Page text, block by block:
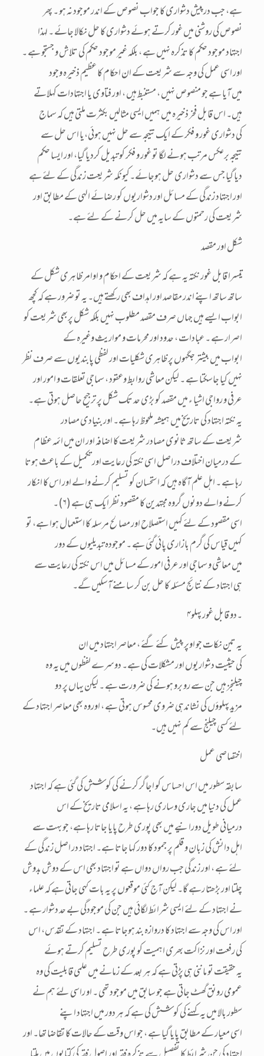
ہے، جب درپیش دشواری کا جواب نصوص کے اندر موجود نہ ہو ۔ پھر
نصوص کی روشنی میں غور کرتے ہوئے دشواری کا حل نکالا جائے ۔ لہذا
اجتہاد موجود حکم کا تذکرہ نہیں ہے ، بلکہ غیر موجود حکم کی تلاش و جستجو ہے ۔
اور اسی عمل کی وجہ سے شریعت کے ان احکام کا عظیم ذخیرہ وجود
میں آیا ہے جو منصوص نہیں ، مستنبط ہیں ، اور فتاوی یا اجتہادات کہلاتے
ہیں۔ اس قابل فخر ذخیرہ میں ہمیں ایسی مثالیں بکثرت ملتی ہیں کہ سماج
کی دشواری غور و فکر کے ایک نتیجہ سے حل نہیں ہوئی،یا اس حل سے
نتیجہ برعکس مرتب ہونے لگا تو غور و فکر کو تبدیل کردیا گیا، اور ایسا حکم
دیا گیا جس سے دشواری حل ہوجائے۔کیونکہ شریعت زندگی کے لئے ہے
اور اجتہاد زندگی کے مسائل اور دشواریوں کو رضائے الہی کے مطابق اور
شریعت کی رحمتوں کے سایہ میں حل کرنے کے لئے ہے۔
شکل اور مقصد
تیسرا قابل غور نکتہ یہ ہے کہ شریعت کے احکام و اوامر ظاہری شکل کے
ساتھ ساتھ اپنے اندر مقاصد اور اہداف بھی رکھتے ہیں۔ یہ تو ضرور ہے کہ کچھ
ابواب ایسے ہیں جہاں صرف مقصد مطلوب نہیں بلکہ شکل پربھی شریعت کو
اصرار ہے ۔ عبادات ، حدود اور محرمات و مواریث وغیرہ کے
ابواب میں بیشتر جگہوں پر ظاہری شکلیات اور لفظی پابندیوں سے صرف نظر
نہیں کیا جاسکتا ہے ۔ لیکن معاشی روابط وعقود ، سماجی تعلقات و امور اور
عرفی و رواجی اشیا ء میں مقصد کو بڑی حد تک شکل پر ترجیح حاصل ہوتی ہے۔
یہ نکتہ اجتہاد کی تاریخ میں ہمیشہ ملحوظ رہا ہے۔ اور بنیادی مصادر
شریعت کے ساتھ ثانوی مصادر شریعت کا اضافہ اور ان میں ائمہ عظام
کے درمیان اختلاف دراصل اسی نکتہ کی رعایت اور تکمیل کے باعث ہوتا
رہا ہے ۔ اہل علم آگاہ ہیں کہ استحسان کو تسلیم کرنے والے اور اس کا انکار
کرنے والے دونوں گروہ مجتہدین کا مقصود نظر ایک ہی ہے (۶)۔
اسی مقصود کے لئے کہیں استصلاح اور مصالح مرسلہ کا استعمال ہوا ہے، تو
کہیں قیاس کی گرم بازاری پائی گئی ہے ۔ موجودہ تبدیلیوں کے دور
میں معاشی و سماجی اور عرفی امور کے مسائل میں اس نکتہ کی رعایت سے
ہی اجتہاد کے نتائج مسئلہ کا حل بن کر سامنے آسکیں گے۔
۴۔دو قابل غور پہلو
یہ تین نکات جو اوپر پیش کئے گئے ، معاصر اجتہاد میں ان
کی حیثیت دشواریوں اور مشکلات کی ہے۔ دوسرے لفظوں میں یہ وہ
چیلنجز ہیں جن سے رو برو ہونے کی ضرورت ہے ۔ لیکن یہاں پر دو
مزید پہلوؤں کی نشاندہی ضروی محسوس ہوتی ہے ، اوروہ بھی معاصر اجتہاد کے
لئے کسی چیلنج سے کم نہیں ہیں۔
اختصاصی عمل
سابقہ سطور میں اس احساس کو اجاگر کرنے کی کوشش کی گئی ہے کہ اجتہاد
عمل کی دنیا میں جاری وساری رہا ہے ، یہ اسلامی تاریخ کے اس
درمیانی طویل دورانیے میں بھی پوری طرح پایا جاتا رہا ہے، جو بہت سے
اہل دانش کی زبان و قلم پر جمود کا دور کہا جاتا ہے۔ اجتہاد در اصل زندگی کے
لئے ہے ، اور زندگی جب رواں دواں ہے تو اجتہاد بھی اس کے دوش بدوش
چلتا اور بڑھتا رہے گا۔ لیکن آج کئی موقعوں پر یہ بات کہی جاتی ہے کہ علماء
نے اجتہاد کے لئے ایسی شرائط لگائی ہیں جن کی موجودگی بے حد دشوار ہے ۔
اور اس کی وجہ سے اجتہاد کا دروازہ بند ہوجاتا ہے ۔ اجتہاد کے تقدس، اس
کی رفعت اور نزاکت بھری اہمیت کو پوری طرح تسلیم کرتے ہوئے
یہ حقیقت تو ماننی ہی پڑتی ہے کہ ہر بعد کے زمانے میں علمی قابلیت کی وہ
عمومی رونق گھٹ جاتی ہے جو سابق میں موجود تھی ۔ او راسی لئے ہم نے
سطور بالا میں یہ کہنے کی کوشش کی ہے کہ ہر دور میں اجتہاد اپنے
اسی معیار کے مطابق پایا گیا ہے ، جو اس وقت کے حالات کا تقاضا تھا۔ اور